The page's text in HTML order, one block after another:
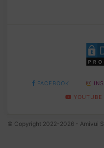
FACEBOOK
YOUTUBE
© Copyright 2022-2026 - Amivui